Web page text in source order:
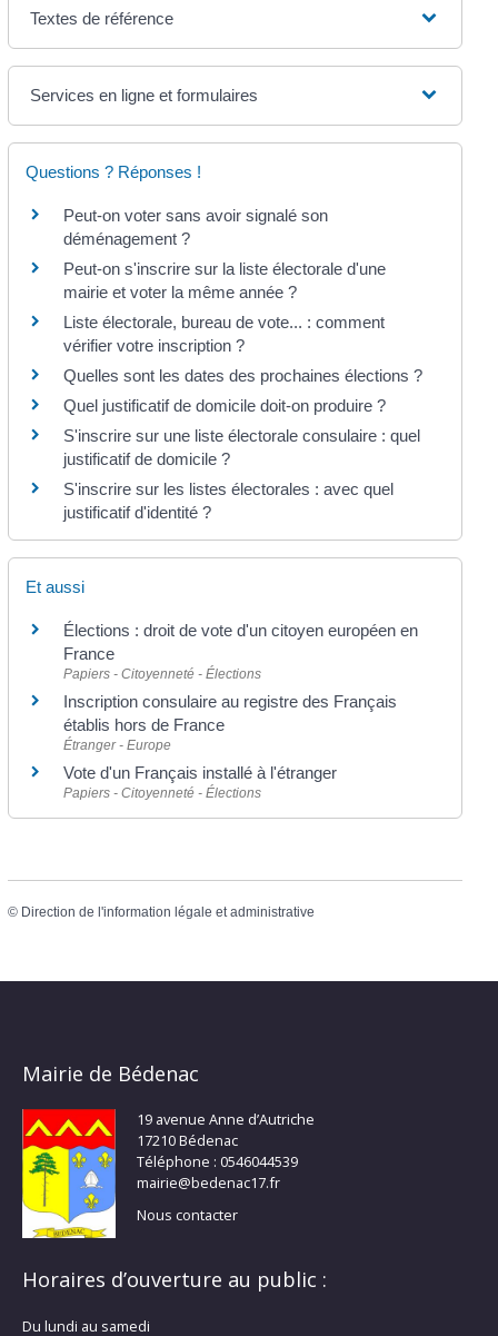
Textes de référence
Services en ligne et formulaires
Questions ? Réponses !
Peut-on voter sans avoir signalé son
déménagement ?
Peut-on s'inscrire sur la liste électorale d'une
mairie et voter la même année ?
Liste électorale, bureau de vote... : comment
vérifier votre inscription ?
Quelles sont les dates des prochaines élections ?
Quel justificatif de domicile doit-on produire ?
S'inscrire sur une liste électorale consulaire : quel
justificatif de domicile ?
S'inscrire sur les listes électorales : avec quel
justificatif d'identité ?
Et aussi
Élections : droit de vote d'un citoyen européen en
France
Papiers - Citoyenneté - Élections
Inscription consulaire au registre des Français
établis hors de France
Étranger - Europe
Vote d'un Français installé à l'étranger
Papiers - Citoyenneté - Élections
© Direction de l'information légale et administrative
Mairie de Bédenac
19 avenue Anne d’Autriche
17210 Bédenac
Téléphone : 0546044539
mairie@bedenac17.fr
Nous contacter
Horaires d’ouverture au public :
Du lundi au samedi